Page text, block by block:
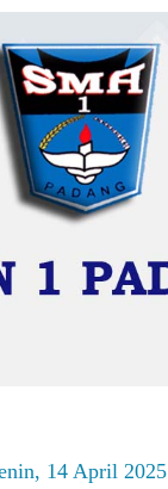
14 April 2025